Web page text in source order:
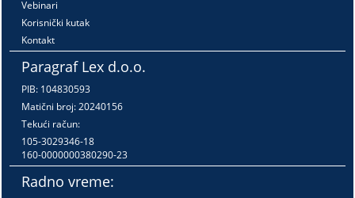
Vebinari
Korisnički kutak
Kontakt
Paragraf Lex d.o.o.
PIB: 104830593
Matični broj: 20240156
Tekući račun:
105-3029346-18
160-0000000380290-23
Radno vreme: